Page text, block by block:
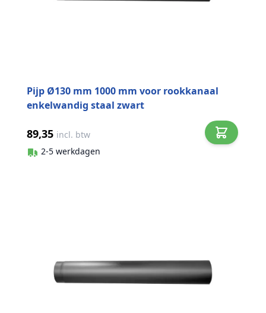
Pijp Ø130 mm 1000 mm voor rookkanaal
enkelwandig staal zwart
89,35 incl. btw
2-5 werkdagen